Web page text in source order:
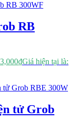
RB
₫Giá hiện tại là:
tử Grob